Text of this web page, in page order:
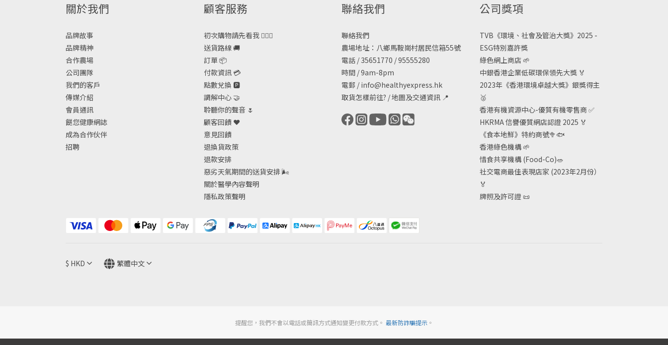
關於我們
品牌故事
品牌精神
合作農場
公司團隊
我們的客戶
傳媒介紹
會員通訊
餸您健康網誌
成為合作伙伴
招聘
顧客服務
初次購物請先看我 🙋🏻‍♀️
送貨路線 🚚
訂單 📦
付款資訊 💳
點數兌換 🅿️
調解中心 🤝
聆聽你的聲音 🌷
顧客回饋 ❤️
意見回饋
退換貨政策
退款安排
惡劣天氣期間的送貨安排🌬
關於醫學內容聲明
隱私政策聲明
聯絡我們
聯絡我們
農場地址：八鄉馬鞍崗村居民信箱55號
電話 / 35651770 / 95555280
時間 / 9am-8pm
電郵 / info@healthyexpress.hk
取貨怎樣前往? /地圖及交通資訊 📍
公司獎項
TVB《環境、社會及管治大獎》2025 -
ESG特別嘉許獎
綠色網上商店🌱
中銀香港企業低碳環保領先大獎🏅
2023年《香港環境卓越大獎》銀獎得主
🥈
香港有機資源中心-優質有機零售商✅
HKRMA 信譽優質網店認證 2025 🏅
《食本地鮮》特約商號🥦🐟
香港綠色機構🌱
惜食共享機構 (Food-Co)🥗
社交電商最佳表現店家 (2023年2月份）
🏅
牌照及許可證📜
$ HKD 繁體中文
提醒您，我們不會以電話或簡訊方式通知變更付款方式。 最新防詐騙提示。